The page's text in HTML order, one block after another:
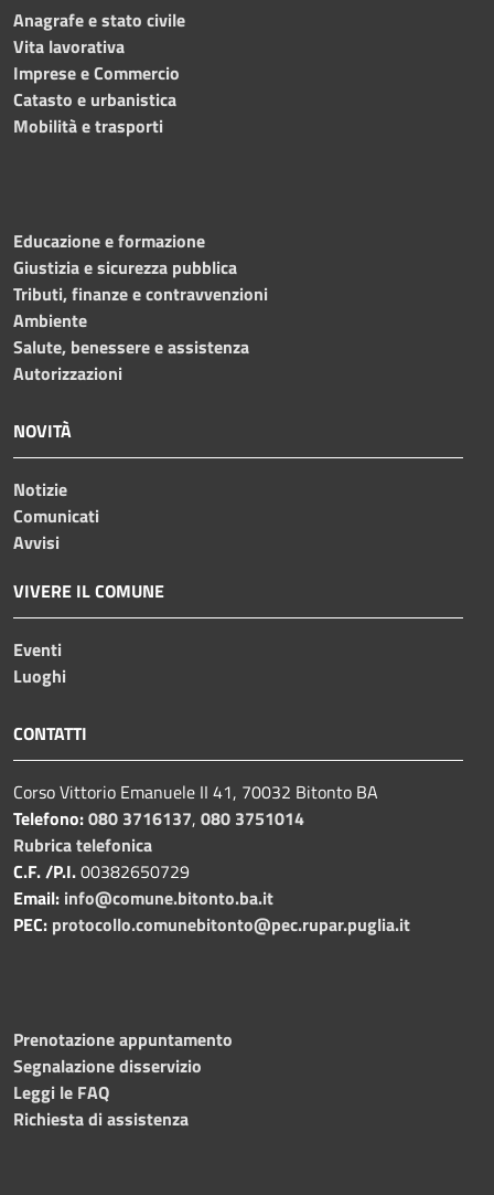
Anagrafe e stato civile
Vita lavorativa
Imprese e Commercio
Catasto e urbanistica
Mobilità e trasporti
Educazione e formazione
Giustizia e sicurezza pubblica
Tributi, finanze e contravvenzioni
Ambiente
Salute, benessere e assistenza
Autorizzazioni
NOVITÀ
Notizie
Comunicati
Avvisi
VIVERE IL COMUNE
Eventi
Luoghi
CONTATTI
Corso Vittorio Emanuele II 41, 70032 Bitonto BA
Telefono:080 3716137, 080 3751014
Rubrica telefonica
C.F. /P.I.00382650729
Email: info@comune.bitonto.ba.it
PEC: protocollo.comunebitonto@pec.rupar.puglia.it
Prenotazione appuntamento
Segnalazione disservizio
Leggi le FAQ
Richiesta di assistenza